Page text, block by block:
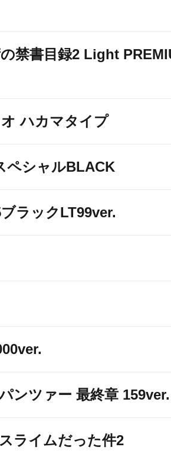
禁書目録2 Light
ハカマタイプ
ペシャルBLACK
ラックLT99ver.
ンツァー 最終章 159ver.
ライムだった件2